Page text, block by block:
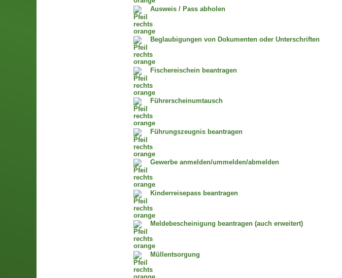
Ausweis / Pass abholen
Beglaubigungen von Dokumenten oder Unterschriften
Fischereischein beantragen
Führerscheinumtausch
Führungszeugnis beantragen
Gewerbe anmelden/ummelden/abmelden
Kinderreisepass beantragen
Meldebescheinigung beantragen (auch erweitert)
Müllentsorgung